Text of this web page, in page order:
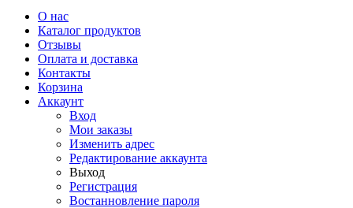
О нас
Каталог продуктов
Отзывы
Оплата и доставка
Контакты
Корзина
Аккаунт
Вход
Мои заказы
Изменить адрес
Редактирование аккаунта
Выход
Регистрация
Востанновление пароля